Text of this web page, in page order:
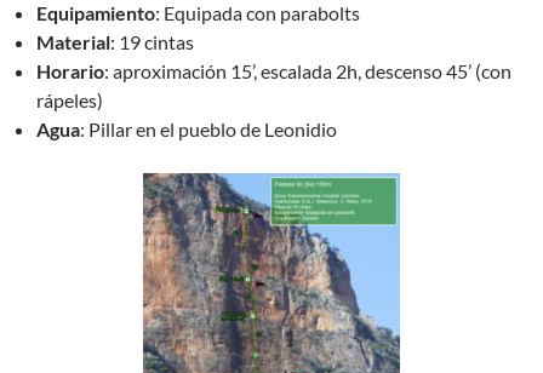
Equipamiento: Equipada con parabolts
Material: 19 cintas
Horario: aproximación 15’, escalada 2h, descenso 45’ (con
rápeles)
Agua: Pillar en el pueblo de Leonidio